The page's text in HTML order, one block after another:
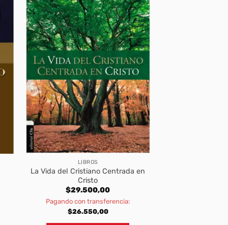
LIBROS
La Vida del Cristiano Centrada en
Cristo
$29.500,00
Pagando con transferencia:
$26.550,00